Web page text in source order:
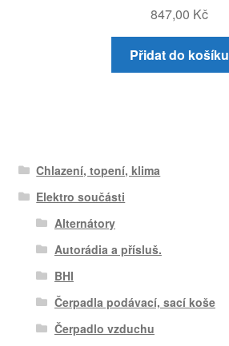
847,00 Kč
Přidat do košíku
Chlazení, topení, klima
Elektro součásti
Alternátory
Autorádia a přísluš.
BHI
Čerpadla podávací, sací koše
Čerpadlo vzduchu